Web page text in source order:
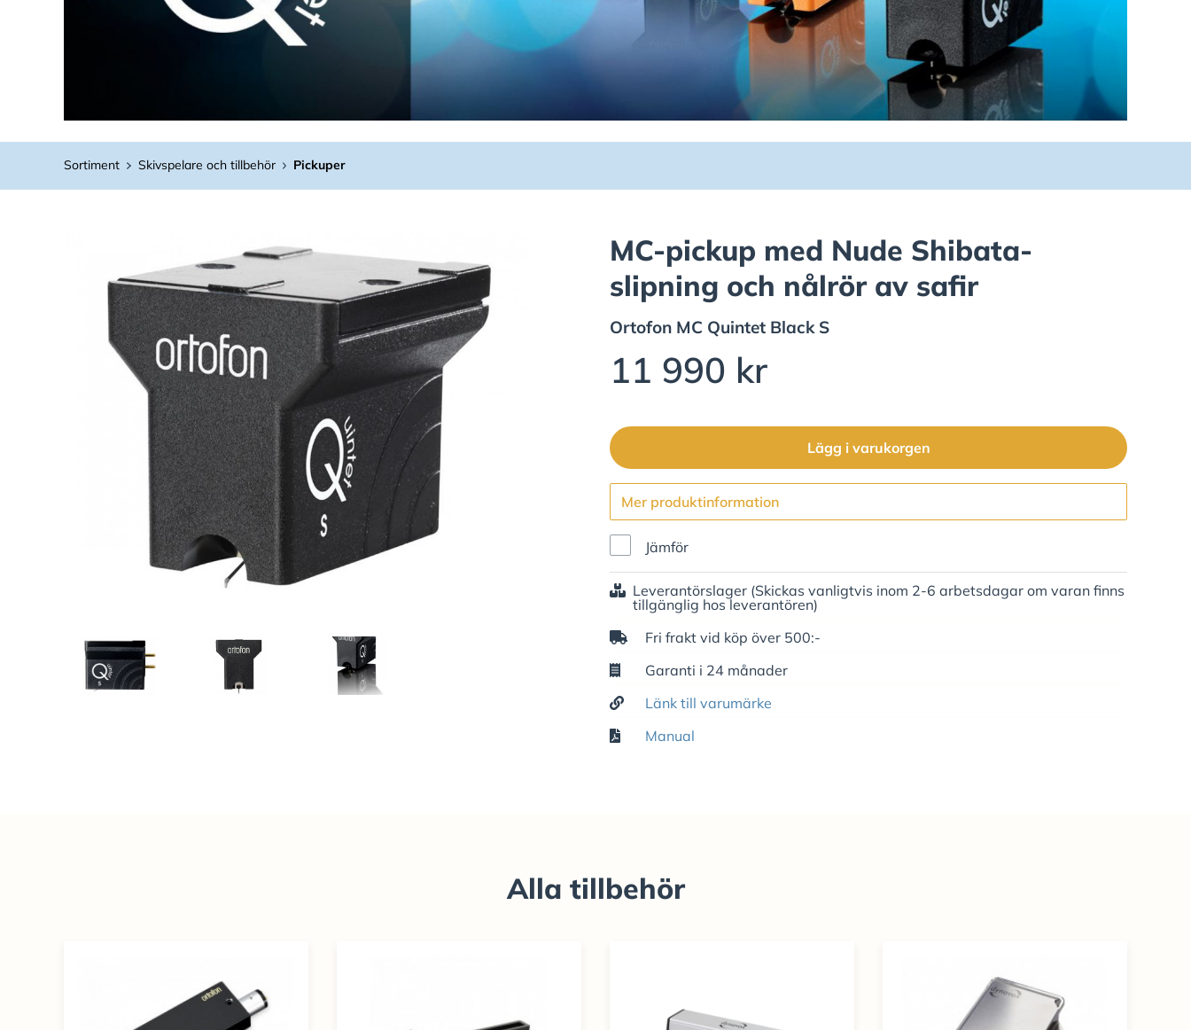
Sortiment Skivspelare och tillbehör Pickuper
MC-pickup med Nude Shibata-
slipning och nålrör av safir
Ortofon MC Quintet Black S
11 990 kr
Lägg i varukorgen
Mer produktinformation
Jämför
Leverantörslager (Skickas vanligtvis inom 2-6 arbetsdagar om varan finns
tillgänglig hos leverantören)
Fri frakt vid köp över 500:-
Garanti i 24 månader
Länk till varumärke
Manual
Alla tillbehör